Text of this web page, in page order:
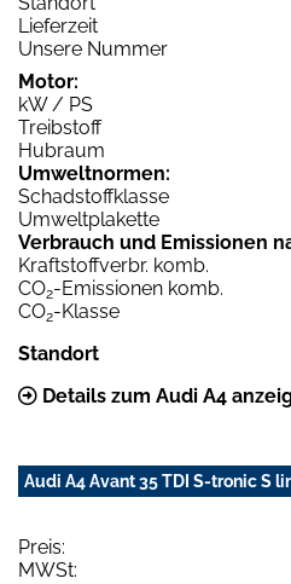
Lieferzeit
Unsere Nummer
Motor:
kW / PS
Treibstoff
Hubraum
Umweltnormen:
Schadstoffklasse
Umweltplakette
Verbrauch und Emissionen
Kraftstoffverbr. komb.
CO2-Emissionen komb.
CO2-Klasse
Standort
Details zum Audi A4
Audi A4 Avant 35 TDI S-tronic S
Preis:
MWSt: